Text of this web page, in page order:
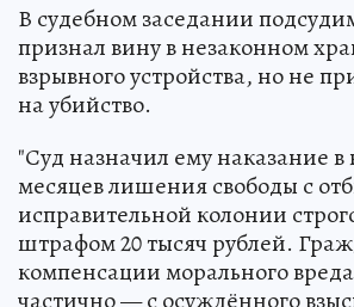
В судебном заседании
признал вину в незаконном
взрывного устройства, но не
на убийство.
"Суд назначил ему наказание в
месяцев лишения свободы с
исправительной колонии
штрафом 20 тысяч рублей.
компенсации морального
частично — с осуждённого